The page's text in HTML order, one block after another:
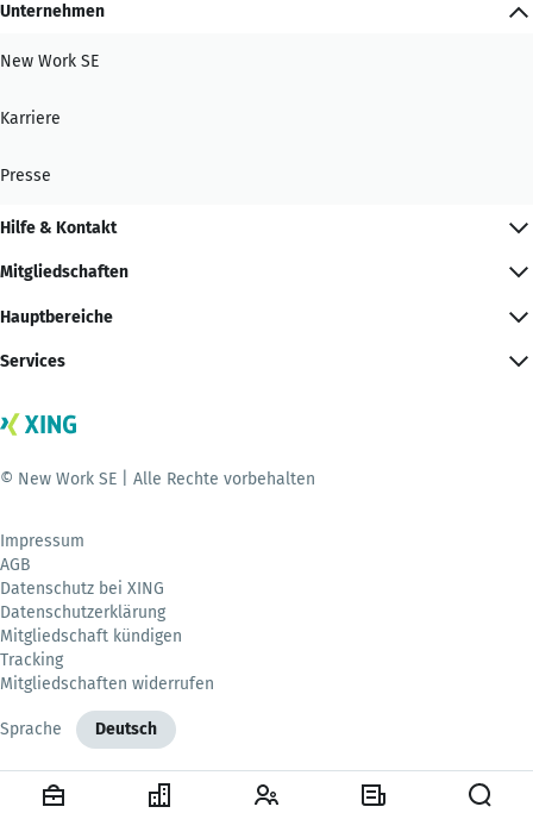
Unternehmen
New Work SE
Karriere
Presse
Hilfe & Kontakt
Mitgliedschaften
Hauptbereiche
Services
© New Work SE | Alle Rechte vorbehalten
Impressum
AGB
Datenschutz bei XING
Datenschutzerklärung
Mitgliedschaft kündigen
Tracking
Mitgliedschaften widerrufen
Sprache Deutsch